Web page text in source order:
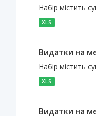
Набір містить
XLS
Видатки на
Набір містить
XLS
Видатки на